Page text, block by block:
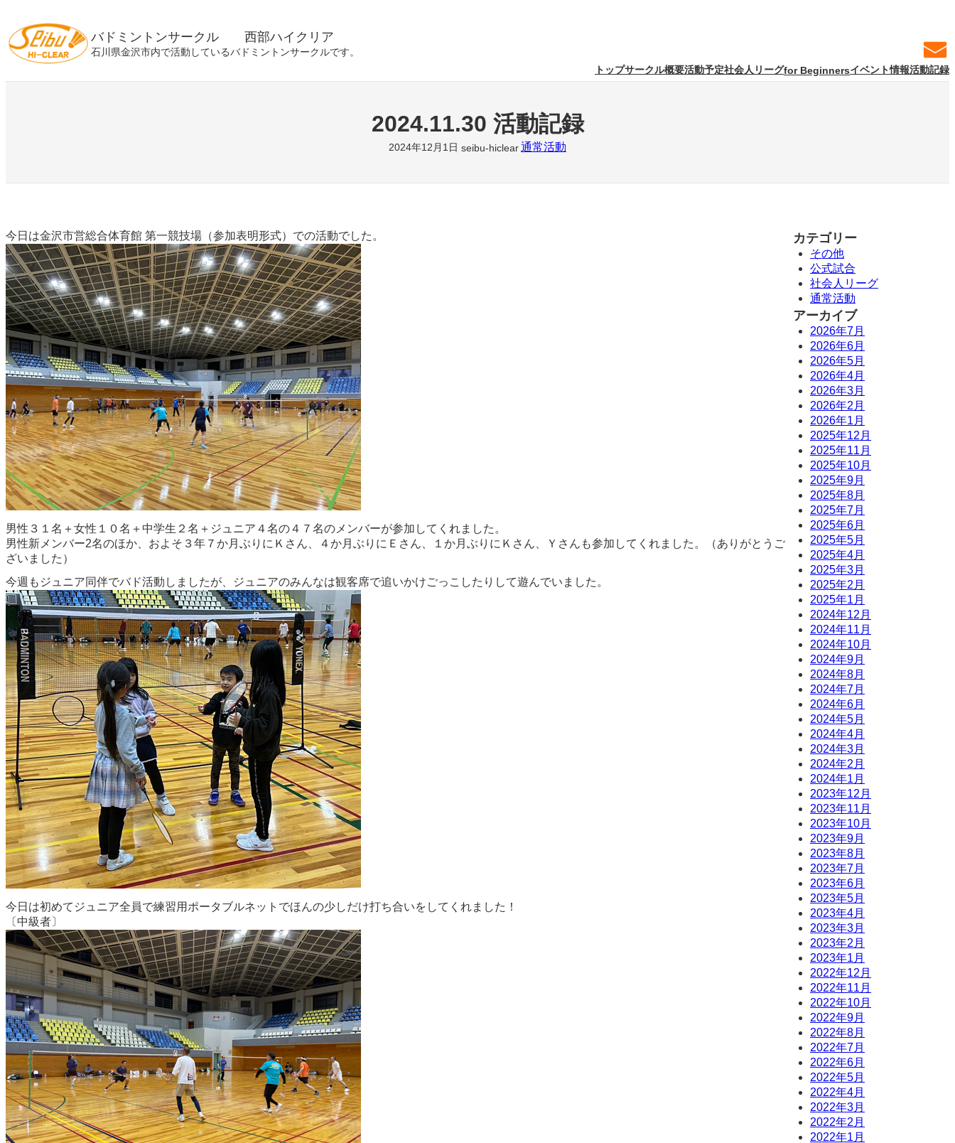
を
ス
バドミントンサークル 西部ハイクリア
石川県金沢市内で活動しているバドミントンサークルです。
トップサークル概要活動予定社会人リーグfor Beginnersイベント情報活動記録
2024.11.30 活動記録
2024年12月1日 seibu-hiclear 通常活動
今日は金沢市営総合体育館 第一競技場（参加表明形式）での活動でした。
男性３１名＋女性１０名＋中学生２名＋ジュニア４名の４７名のメンバーが参加してくれました。
男性新メンバー2名のほか、およそ３年７か月ぶりにＫさん、４か月ぶりにＥさん、１か月ぶりにＫさん、Ｙさんも参加してくれました。（ありがとうご
ざいました）
今週もジュニア同伴でバド活動しましたが、ジュニアのみんなは観客席で追いかけごっこしたりして遊んでいました。
今日は初めてジュニア全員で練習用ポータブルネットでほんの少しだけ打ち合いをしてくれました！
〔中級者〕
カテゴリー
その他
公式試合
社会人リーグ
通常活動
アーカイブ
2026年7月
2026年6月
2026年5月
2026年4月
2026年3月
2026年2月
2026年1月
2025年12月
2025年11月
2025年10月
2025年9月
2025年8月
2025年7月
2025年6月
2025年5月
2025年4月
2025年3月
2025年2月
2025年1月
2024年12月
2024年11月
2024年10月
2024年9月
2024年8月
2024年7月
2024年6月
2024年5月
2024年4月
2024年3月
2024年2月
2024年1月
2023年12月
2023年11月
2023年10月
2023年9月
2023年8月
2023年7月
2023年6月
2023年5月
2023年4月
2023年3月
2023年2月
2023年1月
2022年12月
2022年11月
2022年10月
2022年9月
2022年8月
2022年7月
2022年6月
2022年5月
2022年4月
2022年3月
2022年2月
2022年1月